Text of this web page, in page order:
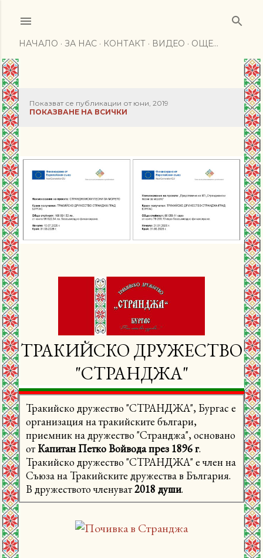
НАЧАЛО ЗА НАС КОНТАКТ ВИДЕО ОЩЕ…
П
б
Показват се публикации от юни, 2019
ПОКАЗВАНЕ НА ВСИЧКИ
ТРАКИЙСКО ДРУЖЕСТВО
"СТРАНДЖА"
Тракийско дружество "СТРАНДЖА", Бургас е
организация на тракийските българи,
приемник на дружество "Странджа", основано
от Капитан Петко Войвода през 1896 г.
Тракийско дружество "СТРАНДЖА" е член на
Съюза на Тракийските дружества в България.
В дружеството членуват2018 души.